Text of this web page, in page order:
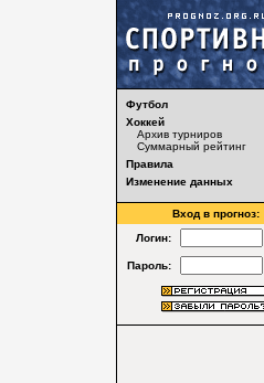
Футбол
Хоккей
Архив турниров
Суммарный рейтинг
Правила
Изменение данных
Вход в прогноз:
Логин:
Пароль: